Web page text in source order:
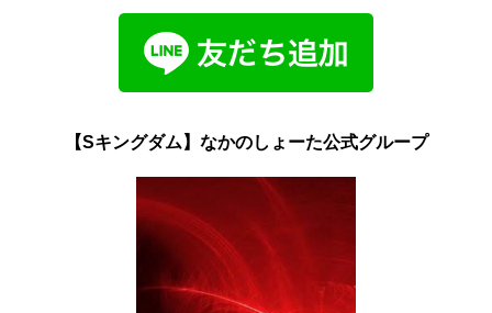
【Sキングダム】なかのしょーた公式グループ